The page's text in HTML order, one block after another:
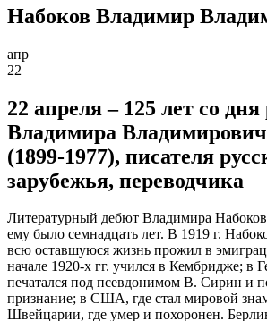
Набоков Владимир
апр
22
22 апреля – 125 лет со
Владимира
(1899-1977), писателя
зарубежья, переводчика
Литературный дебют Владимира
ему было семнадцать лет. В 1919 г.
всю оставшуюся жизнь прожил в
начале 1920-х гг. учился в Кембридже; в
печатался под псевдонимом В. Сирин и
признание; в США, где стал мировой
Швейцарии, где умер и похоронен.